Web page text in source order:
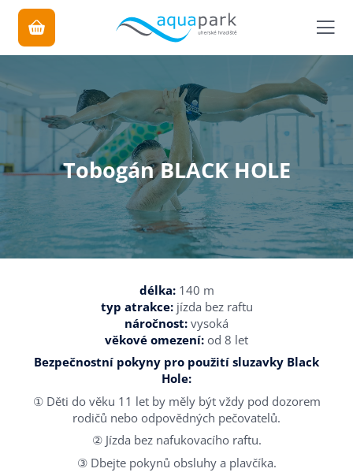
Tobogán BLACK HOLE
délka: 140 m
typ atrakce:jízda bez raftu
náročnost: vysoká
věkové omezení: od 8 let
Bezpečnostní pokyny pro použití sluzavky Black
Hole:
① Děti do věku 11 let by měly být vždy pod dozorem
rodičů nebo odpovědných pečovatelů.
② Jízda bez nafukovacího raftu.
③ Dbejte pokynů obsluhy a plavčíka.